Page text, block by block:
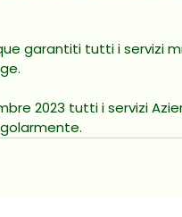
garantiti tutti i servizi
2023 tutti i servizi